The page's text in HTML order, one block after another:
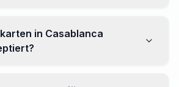
um den Wert Ihrer Währung zu
in Casablanca